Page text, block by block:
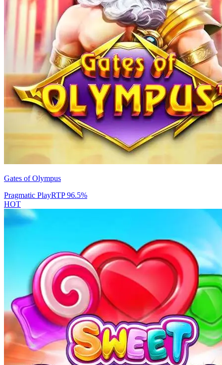
Gates of Olympus
Pragmatic PlayRTP96.5%
HOT